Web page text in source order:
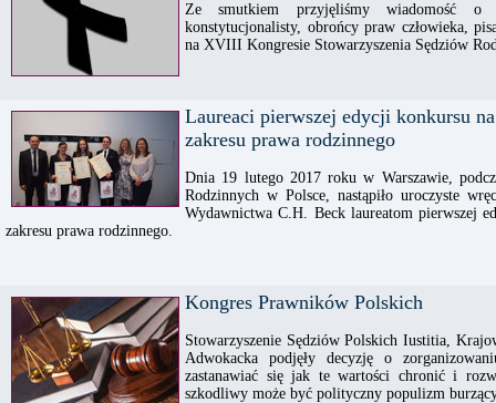
Ze smutkiem przyjęliśmy wiadomość o
konstytucjonalisty, obrońcy praw człowieka,
na XVIII Kongresie Stowarzyszenia Sędziów
Laureaci pierwszej edycji konkursu
zakresu prawa rodzinnego
Dnia 19 lutego 2017 roku w Warszawie,
Rodzinnych w Polsce, nastąpiło uroczyste
Wydawnictwa C.H. Beck laureatom pierwszej
zakresu prawa rodzinnego.
Kongres Prawników Polskich
Stowarzyszenie Sędziów Polskich Iustitia,
Adwokacka podjęły decyzję o
zastanawiać się jak te wartości chronić i
szkodliwy może być polityczny populizm